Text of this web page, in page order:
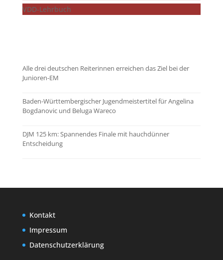
VDD-Lehrbuch
Alle drei deutschen Reiterinnen erreichen das Ziel bei der
Junioren-EM
Baden-Württembergischer Jugendmeistertitel für Angelina
Bogdanovic und Beluga Wareco
DJM 125 km: Spannendes Finale mit hauchdünner
Entscheidung
Kontakt
Impressum
Datenschutzerklärung